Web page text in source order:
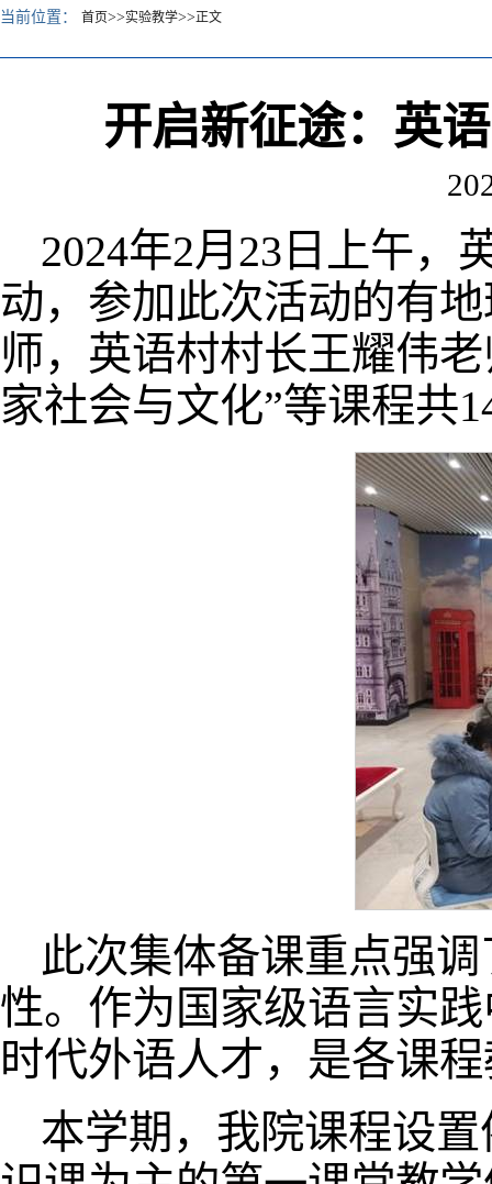
当前位置： 首页>>实验教学>>正文
开启新征途：英
2024年2月23日上午，
动，参加此次活动的有
师，英语村村长王耀伟
家社会与文化”等课程共
此次集体备课重点强
性。作为国家级语言实
时代外语人才，是各课
本学期，我院课程设